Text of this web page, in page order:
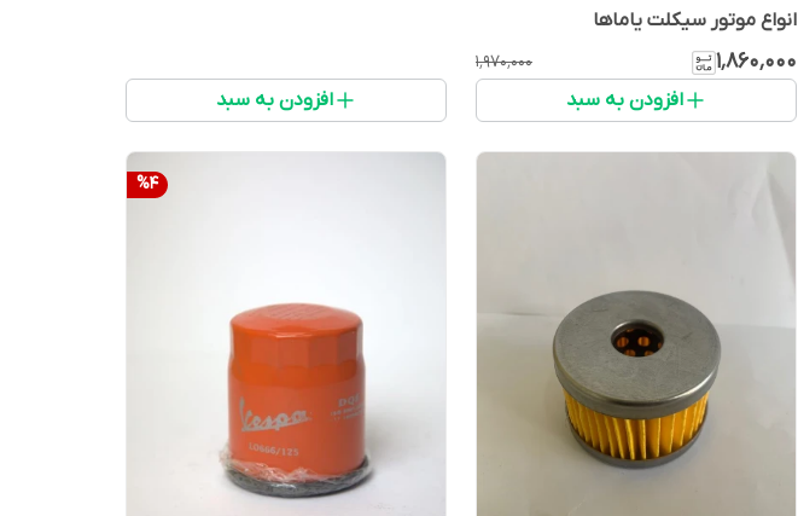
انواع موتور سیکلت یاماها
۱٬۸۶۰٬۰۰۰ ۱٬۹۷۰٬۰۰۰
افزودن به سبد افزودن به سبد
%4